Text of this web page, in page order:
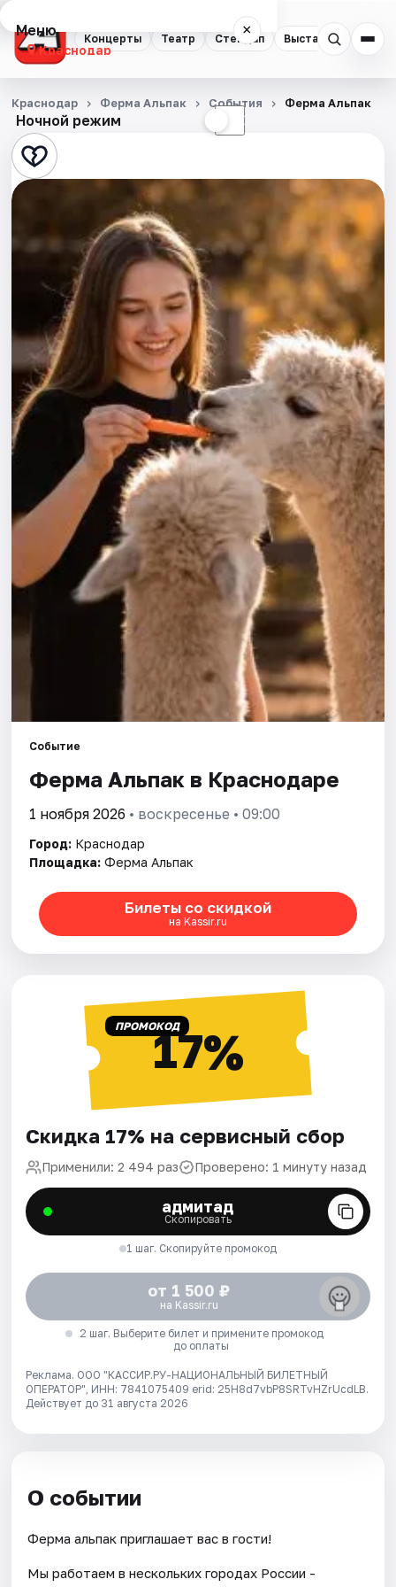
Концерты Театр Стендап Выставки
Меню ×
Краснодар
Концерты
Театр
Стендап
Экскурсии
Спорт
События
Города
Площадки
Артисты
Рейтинги
Ночной режим ☾
Краснодар Ферма Альпак События Ферма Альпак
Событие
Ферма Альпак в Краснодаре
1 ноября 2026 • воскресенье • 09:00
Город: Краснодар
Площадка: Ферма Альпак
Билеты со скидкой
на Kassir.ru
ПРОМОКОД17%
Скидка 17% на сервисный сбор
Применили: 2 494 раз Проверено: 1 минуту назад
адмитад
Скопировать
1 шаг. Скопируйте промокод
от 1 500 ₽
на Kassir.ru
2 шаг. Выберите билет и примените промокод
до оплаты
Реклама. ООО "КАССИР.РУ-НАЦИОНАЛЬНЫЙ БИЛЕТНЫЙ
ОПЕРАТОР", ИНН: 7841075409 erid: 25H8d7vbP8SRTvHZrUcdLB.
Действует до 31 августа 2026
О событии
Ферма альпак приглашает вас в гости!
Мы работаем в нескольких городах России -